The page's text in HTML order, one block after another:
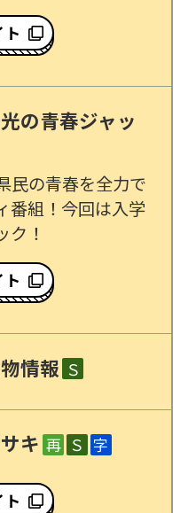
の青春ジャッ
民の青春を全力で
番組！今回は入学
ク！
情報 Ｓ
キ 再 Ｓ 字